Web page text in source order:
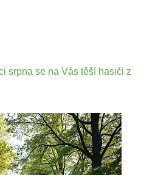
srpna se na Vás těší hasiči z